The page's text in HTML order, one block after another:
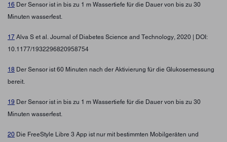
16 Der Sensor ist in bis zu 1 m Wassertiefe für die Dauer von bis zu 30
Minuten wasserfest.
17 Alva S et al. Journal of Diabetes Science and Technology, 2020 | DOI:
10.1177/1932296820958754
18 Der Sensor ist 60 Minuten nach der Aktivierung für die Glukosemessung
bereit.
19 Der Sensor ist in bis zu 1 m Wassertiefe für die Dauer von bis zu 30
Minuten wasserfest.
20 Die FreeStyle Libre 3 App ist nur mit bestimmten Mobilgeräten und